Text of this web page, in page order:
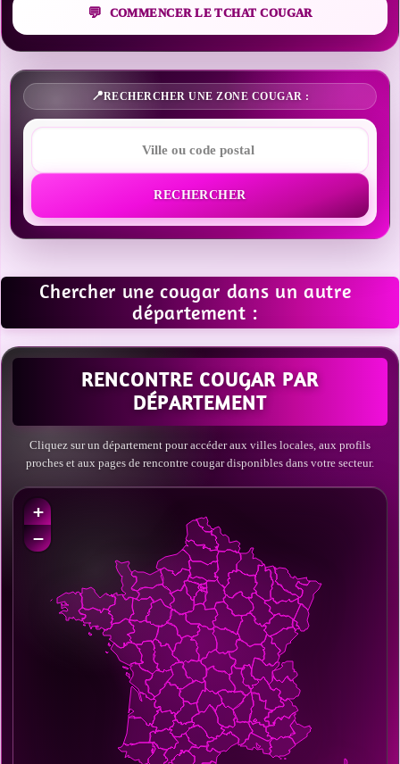
COMMENCER LE TCHAT COUGAR
RECHERCHER UNE ZONE COUGAR :
RECHERCHER
Chercher une cougar dans un autre
département :
RENCONTRE COUGAR PAR
DÉPARTEMENT
Cliquez sur un département pour accéder aux villes locales, aux profils
proches et aux pages de rencontre cougar disponibles dans votre secteur.
+
−